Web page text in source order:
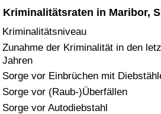
Kriminalitätsraten in Maribor,
Kriminalitätsniveau
Zunahme der Kriminalität in den
Jahren
Sorge vor Einbrüchen mit
Sorge vor (Raub-)Überfällen
Sorge vor Autodiebstahl
Kriminalitäts-Index (aktuell)
Kriminalitäts-Index
Kriminalitätsindex nach Land
Gesundheitsversorgung